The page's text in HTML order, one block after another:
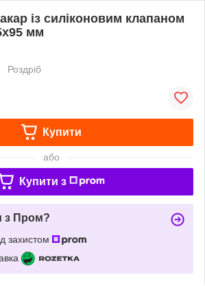
із силіконовим клапаном
мм
Роздріб
Купити
або
Купити з
з Пром?
захистом